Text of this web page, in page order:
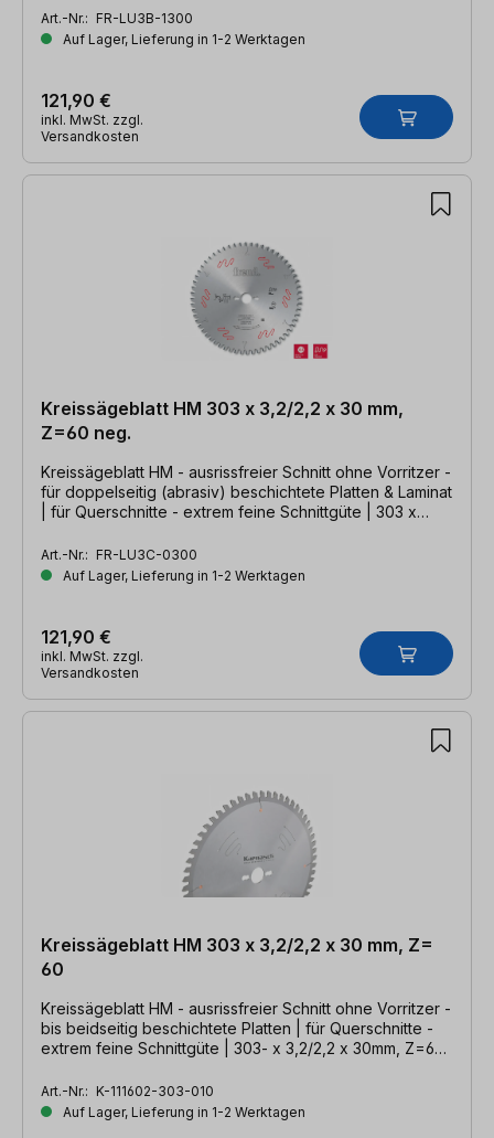
Art.-Nr.: FR-LU3B-1300
Auf Lager, Lieferung in 1-2 Werktagen
121,90 €
inkl. MwSt. zzgl.
Versandkosten
Kreissägeblatt HM 303 x 3,2/2,2 x 30 mm,
Z=60 neg.
Kreissägeblatt HM - ausrissfreier Schnitt ohne Vorritzer -
für doppelseitig (abrasiv) beschichtete Platten & Laminat
| für Querschnitte - extrem feine Schnittgüte | 303 x
Art.-Nr.: FR-LU3C-0300
Auf Lager, Lieferung in 1-2 Werktagen
121,90 €
inkl. MwSt. zzgl.
Versandkosten
Kreissägeblatt HM 303 x 3,2/2,2 x 30 mm, Z=
60
Kreissägeblatt HM - ausrissfreier Schnitt ohne Vorritzer -
bis beidseitig beschichtete Platten | für Querschnitte -
extrem feine Schnittgüte | 303- x 3,2/2,2 x 30mm, Z=60
Art.-Nr.: K-111602-303-010
Auf Lager, Lieferung in 1-2 Werktagen